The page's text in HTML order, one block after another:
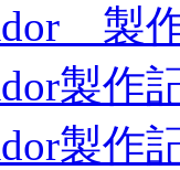
製
製作
製作